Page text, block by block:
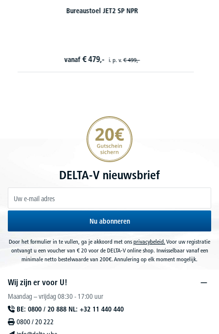
Bureaustoel Venedig Pro - synchroonmechanisme
vanaf € 395,10
20€ korting verzekeren
DELTA-V nieuwsbrief
Nu abonneren
Door het formulier in te vullen, ga je akkoord met ons privacybeleid. Voor uw registratie
ontvangt u een voucher van € 20 voor de DELTA-V online shop. Inwisselbaar vanaf een
minimale netto bestelwaarde van 200€. Annulering op elk moment mogelijk.
Wij zijn er voor U!
Maandag – vrijdag 08:30 - 17:00 uur
BE: 0800 / 20 888 NL: +32 11 440 440
0800 / 20 222